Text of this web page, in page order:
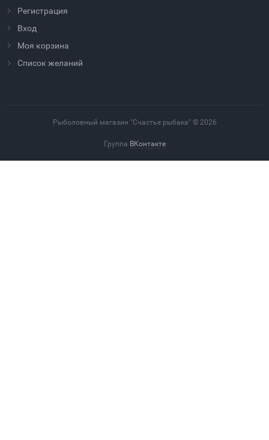
Регистрация
Вход
Моя корзина
Cписок желаний
Рыболовный магазин "Счастье рыбака" © 2026
Группа ВКонтакте